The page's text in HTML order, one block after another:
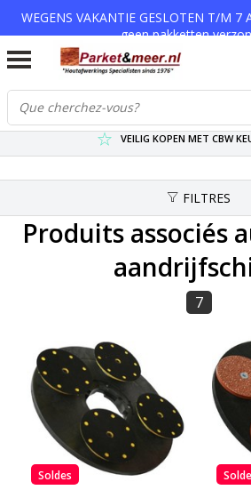
WEGENS VAKANTIE GESLOTEN T/M 7
geen pakketten
VERZENDKOSTEN € 7,95
SCHERPSTE PRIJZEN TOT WEL
VEILIG KOPEN MET CBW
FILTRES
Produits associés
7
Soldes